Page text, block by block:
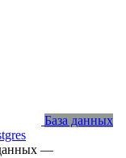
База данных
данных —